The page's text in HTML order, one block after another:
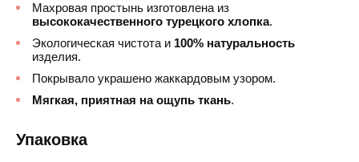
Махровая простынь изготовлена из
высококачественного турецкого хлопка.
Экологическая чистота и 100% натуральность
изделия.
Покрывало украшено жаккардовым узором.
Мягкая, приятная на ощупь ткань.
Упаковка